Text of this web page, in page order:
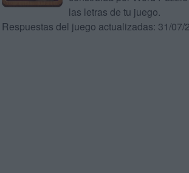
las letras de tu juego.
Respuestas del juego actualizadas: 31/07/